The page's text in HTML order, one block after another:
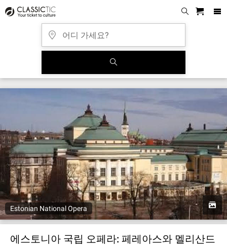
Estonian National Opera
에스토니아 국립 오페라: 페레아스와 멜리산드